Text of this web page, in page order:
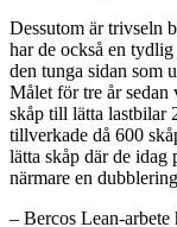
Dessutom är trivseln
har de också en
den tunga sidan som
Målet för tre år sedan
skåp till lätta lastbilar
tillverkade då 600
lätta skåp där de idag
närmare en
– Bercos Lean-